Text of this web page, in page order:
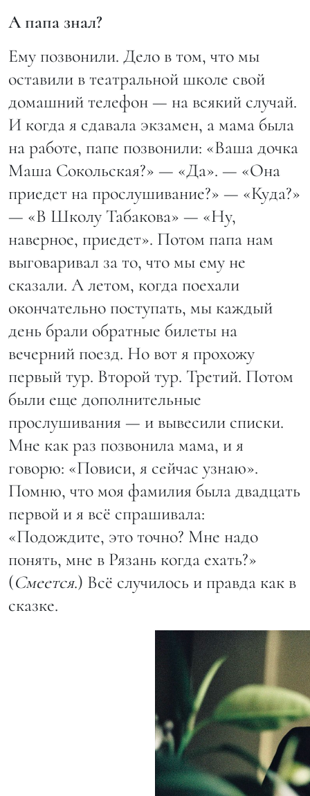
А папа знал?
Ему позвонили. Дело в том, что мы
оставили в театральной школе свой
домашний телефон — на всякий случай.
И когда я сдавала экзамен, а мама была
на работе, папе позвонили: «Ваша дочка
Маша Сокольская?» — «Да». — «Она
приедет на прослушивание?» — «Куда?»
— «В Школу Табакова» — «Ну,
наверное, приедет». Потом папа нам
выговаривал за то, что мы ему не
сказали. А летом, когда поехали
окончательно поступать, мы каждый
день брали обратные билеты на
вечерний поезд. Но вот я прохожу
первый тур. Второй тур. Третий. Потом
были еще дополнительные
прослушивания — и вывесили списки.
Мне как раз позвонила мама, и я
говорю: «Повиси, я сейчас узнаю».
Помню, что моя фамилия была двадцать
первой и я всё спрашивала:
«Подождите, это точно? Мне надо
понять, мне в Рязань когда ехать?»
(Смеется.) Всё случилось и правда как в
сказке.